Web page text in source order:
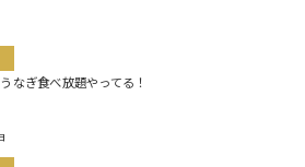
なぎ食べ放題やってる！